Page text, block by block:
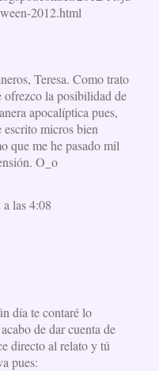
2012.html
Teresa. Como trato
la posibilidad de
apocalíptica pues,
escrito micros bien
que me he pasado mil
O_o
las 4:08
día te contaré lo
de dar cuenta de
directo al relato y tú
pues: